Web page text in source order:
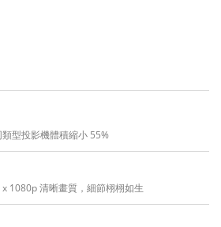
型投影機體積縮小 55%
1080p 清晰畫質，細節栩栩如生